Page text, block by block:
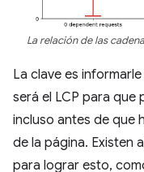
La relación de las
La clave es
será el LCP para que
incluso antes de que
de la página. Existen
para lograr esto,